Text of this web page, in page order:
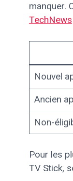
manquer.
TechNews
Nouvel
Ancien
Non-
Pour les
TV Stick,